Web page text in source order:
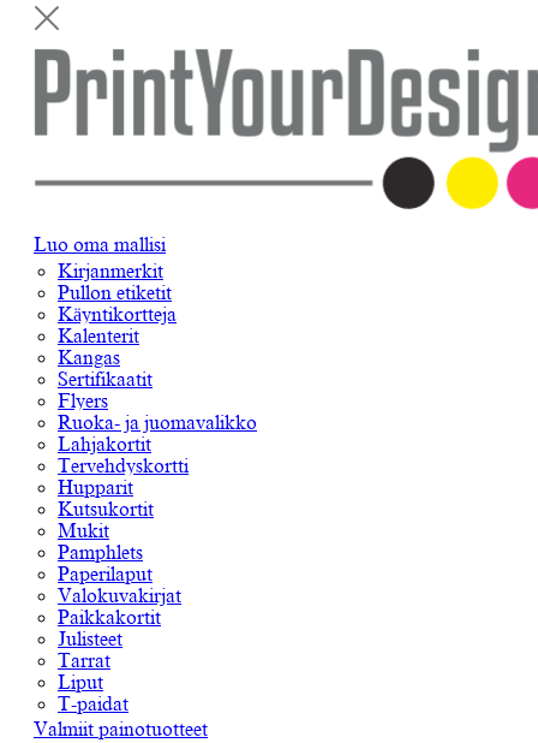
Luo oma mallisi
Kirjanmerkit
Pullon etiketit
Käyntikortteja
Kalenterit
Kangas
Sertifikaatit
Flyers
Ruoka- ja juomavalikko
Lahjakortit
Tervehdyskortti
Hupparit
Kutsukortit
Mukit
Pamphlets
Paperilaput
Valokuvakirjat
Paikkakortit
Julisteet
Tarrat
Liput
T-paidat
Valmiit painotuotteet